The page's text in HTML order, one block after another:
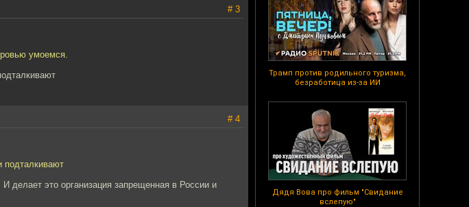
Трамп против родильного туризма,
безработица из-за ИИ
Дядя Вова про фильм "Свидание
вслепую"
# 3
умоемся.
# 4
подталкивают
делает это организация запрещенная в России и